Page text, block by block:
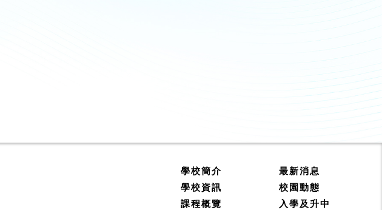
學校簡介
學校資訊
課程概覽
最新消息
校園動態
入學及升中